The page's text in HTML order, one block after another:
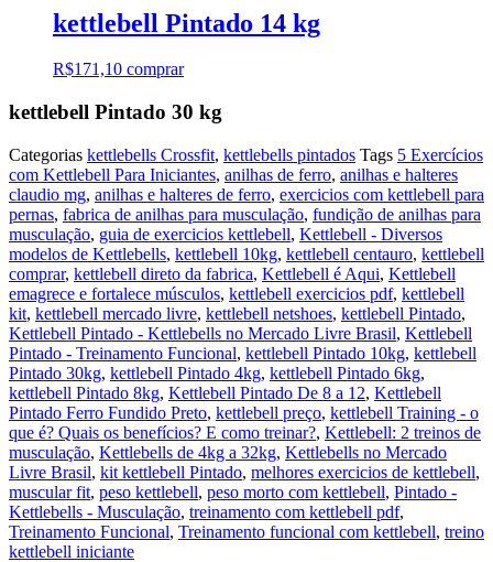
kettlebell Pintado 14 kg
R$171,10 comprar
kettlebell Pintado 30 kg
Categorias kettlebells Crossfit, kettlebells pintados Tags 5 Exercícios
com Kettlebell Para Iniciantes, anilhas de ferro, anilhas e halteres
claudio mg, anilhas e halteres de ferro, exercicios com kettlebell para
pernas, fabrica de anilhas para musculação, fundição de anilhas para
musculação, guia de exercicios kettlebell, Kettlebell - Diversos
modelos de Kettlebells, kettlebell 10kg, kettlebell centauro, kettlebell
comprar, kettlebell direto da fabrica, Kettlebell é Aqui, Kettlebell
emagrece e fortalece músculos, kettlebell exercicios pdf, kettlebell
kit, kettlebell mercado livre, kettlebell netshoes, kettlebell Pintado,
Kettlebell Pintado - Kettlebells no Mercado Livre Brasil, Kettlebell
Pintado - Treinamento Funcional, kettlebell Pintado 10kg, kettlebell
Pintado 30kg, kettlebell Pintado 4kg, kettlebell Pintado 6kg,
kettlebell Pintado 8kg, Kettlebell Pintado De 8 a 12, Kettlebell
Pintado Ferro Fundido Preto, kettlebell preço, kettlebell Training - o
que é? Quais os benefícios? E como treinar?, Kettlebell: 2 treinos de
musculação, Kettlebells de 4kg a 32kg, Kettlebells no Mercado
Livre Brasil, kit kettlebell Pintado, melhores exercicios de kettlebell,
muscular fit, peso kettlebell, peso morto com kettlebell, Pintado -
Kettlebells - Musculação, treinamento com kettlebell pdf,
Treinamento Funcional, Treinamento funcional com kettlebell, treino
kettlebell iniciante